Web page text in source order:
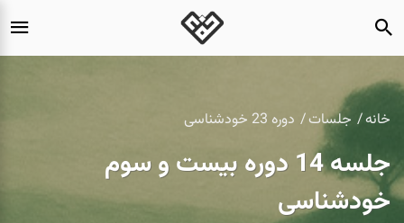
خانه جلسات دوره 23 خودشناسی
جلسه 14 دوره بیست و سوم
خودشناسی